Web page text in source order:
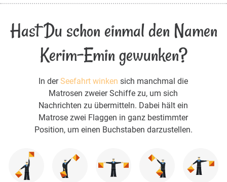
Hast Du schon einmal den Namen
Kerim-Emin gewunken?
In derSeefahrt winken sich manchmal die
Matrosen zweier Schiffe zu, um sich
Nachrichten zu übermitteln. Dabei hält ein
Matrose zwei Flaggen in ganz bestimmter
Position, um einen Buchstaben darzustellen.